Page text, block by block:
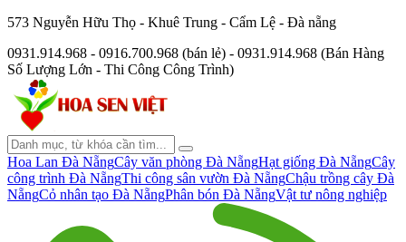
573 Nguyễn Hữu Thọ - Khuê Trung - Cẩm Lệ - Đà nẵng
0931.914.968 - 0916.700.968 (bán lẻ) - 0931.914.968 (Bán Hàng
Số Lượng Lớn - Thi Công Công Trình)
Hoa Lan Đà NẵngCây văn phòng Đà NẵngHạt giống Đà NẵngCây
công trình Đà NẵngThi công sân vườn Đà NẵngChậu trồng cây Đà
NẵngCỏ nhân tạo Đà NẵngPhân bón Đà NẵngVật tư nông nghiệp